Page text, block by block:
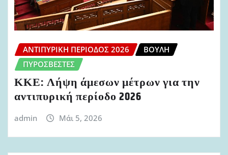
ΑΝΤΙΠΥΡΙΚΉ ΠΕΡΊΟΔΟΣ 2026
ΒΟΥΛΉ
ΠΥΡΟΣΒΈΣΤΕΣ
ΚΚΕ: Λήψη άμεσων μέτρων για την
αντιπυρική περίοδο 2026
admin Μάι 5, 2026